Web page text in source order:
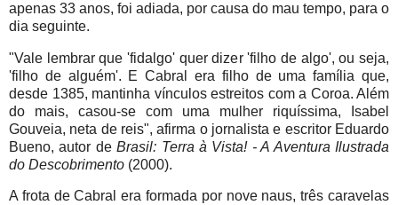
apenas 33 anos, foi adiada, por causa do mau tempo, para o
dia seguinte.
"Vale lembrar que 'fidalgo' quer dizer 'filho de algo', ou seja,
'filho de alguém'. E Cabral era filho de uma família que,
desde 1385, mantinha vínculos estreitos com a Coroa. Além
do mais, casou-se com uma mulher riquíssima, Isabel
Gouveia, neta de reis", afirma o jornalista e escritor Eduardo
Bueno, autor deBrasil: Terra à Vista! - A Aventura Ilustrada
do Descobrimento (2000).
A frota de Cabral era formada por nove naus, três caravelas